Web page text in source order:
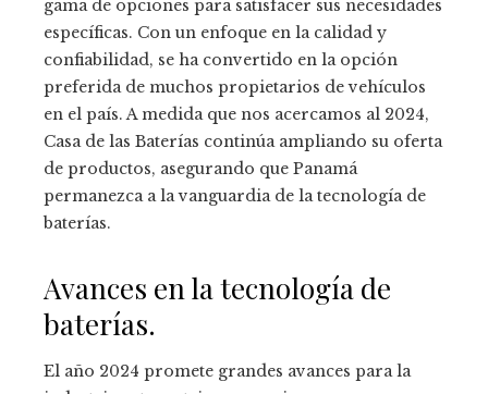
gama de opciones para satisfacer sus necesidades
específicas. Con un enfoque en la calidad y
confiabilidad, se ha convertido en la opción
preferida de muchos propietarios de vehículos
en el país. A medida que nos acercamos al 2024,
Casa de las Baterías continúa ampliando su oferta
de productos, asegurando que Panamá
permanezca a la vanguardia de la tecnología de
baterías.
Avances en la tecnología de
baterías.
El año 2024 promete grandes avances para la